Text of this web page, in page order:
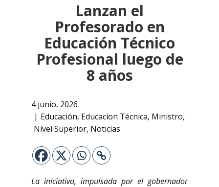
Lanzan el
Profesorado en
Educación Técnico
Profesional luego de
8 años
4 junio, 2026
Educación, Educacion Técnica, Ministro,
Nivel Superior, Noticias
La iniciativa, impulsada por el gobernador